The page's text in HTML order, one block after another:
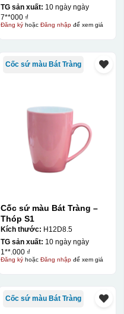
TG sản xuất: 10 ngày ngày
7**000 ₫
Đăng kýhoặc Đăng nhậpđể xem giá
Cốc sứ màu Bát Tràng
Cốc sứ màu Bát Tràng –
Thóp S1
Kích thước: H12D8.5
TG sản xuất: 10 ngày ngày
1**.000 ₫
Đăng kýhoặc Đăng nhậpđể xem giá
Cốc sứ màu Bát Tràng